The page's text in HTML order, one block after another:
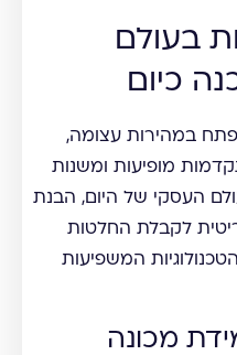
בעולם
כיום
במהירות עצומה,
מופיעות ומשנות
העסקי של היום, הבנת
לקבלת החלטות
המשפיעות
מכונה